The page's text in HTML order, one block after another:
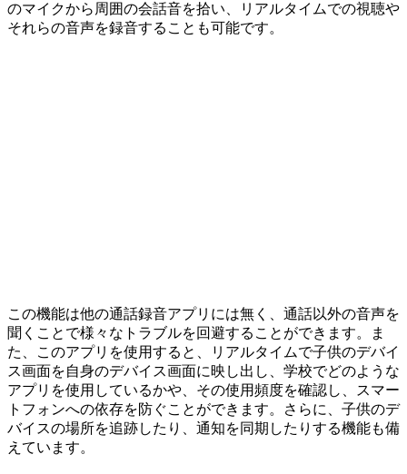
のマイクから周囲の会話音を拾い、リアルタイムでの視聴や
それらの音声を録音することも可能です。
この機能は他の通話録音アプリには無く、通話以外の音声を
聞くことで様々なトラブルを回避することができます。ま
た、このアプリを使用すると、リアルタイムで子供のデバイ
ス画面を自身のデバイス画面に映し出し、学校でどのような
アプリを使用しているかや、その使用頻度を確認し、スマー
トフォンへの依存を防ぐことができます。さらに、子供のデ
バイスの場所を追跡したり、通知を同期したりする機能も備
えています。